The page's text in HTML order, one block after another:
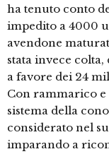
ha tenuto conto
impedito a 4000
avendone
stata invece
a favore dei 24
Con rammarico
sistema della
considerato nel
imparando a